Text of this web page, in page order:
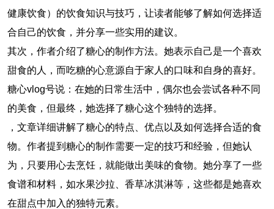
健康饮食）的饮食知识与技巧，让读者能够了解如何选择适
合自己的饮食，并分享一些实用的建议。
其次，作者介绍了糖心的制作方法。她表示自己是一个喜欢
甜食的人，而吃糖的心意源自于家人的口味和自身的喜好。
糖心vlog号说：在她的日常生活中，偶尔也会尝试各种不同
的美食，但最终，她选择了糖心这个独特的选择。
，文章详细讲解了糖心的特点、优点以及如何选择合适的食
物。作者提到糖心的制作需要一定的技巧和经验，但她认
为，只要用心去烹饪，就能做出美味的食物。她分享了一些
食谱和材料，如水果沙拉、香草冰淇淋等，这些都是她喜欢
在甜点中加入的独特元素。